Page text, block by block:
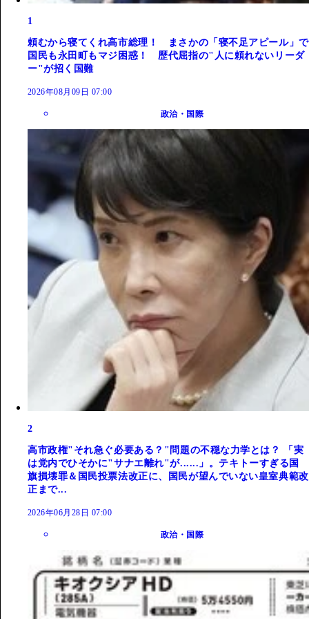
1
頼むから寝てくれ高市総理！ まさかの「寝不足アピール」で
国民も永田町もマジ困惑！ 歴代屈指の"人に頼れないリーダ
ー"が招く国難
2026年08月09日 07:00
政治・国際
2
高市政権"それ急ぐ必要ある？"問題の不穏な力学とは？ 「実
は党内でひそかに"サナエ離れ"が......」。テキトーすぎる国
旗損壊罪＆国民投票法改正に、国民が望んでいない皇室典範改
正まで...
2026年06月28日 07:00
政治・国際